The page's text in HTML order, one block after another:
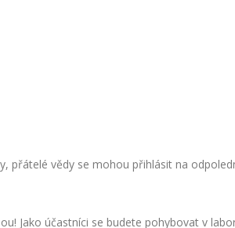
přátelé vědy se mohou přihlásit na
Jako účastníci se budete pohybovat v